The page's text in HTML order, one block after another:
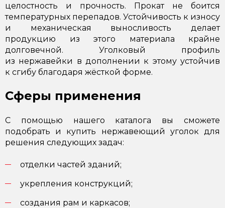
целостность и прочность. Прокат не боится
температурных перепадов. Устойчивость к износу
и механическая выносливость делает
продукцию из этого материала крайне
долговечной. Уголковый профиль
из нержавейки в дополнении к этому устойчив
к сгибу благодаря жёсткой форме.
Сферы применения
С помощью нашего каталога вы сможете
подобрать и купить нержавеющий уголок для
решения следующих задач:
отделки частей зданий;
укрепления конструкций;
создания рам и каркасов;